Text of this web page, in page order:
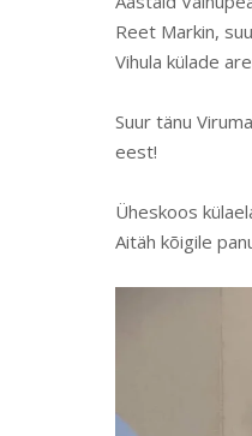
Reet Markin,
Vihula külade
Suur tänu
eest!
Üheskoos
Aitäh kõigile